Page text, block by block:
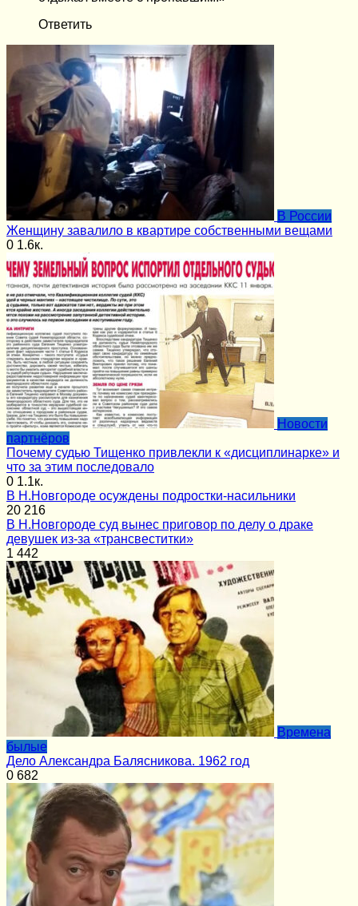
Ответить
В России
Женщину завалило в квартире собственными вещами
0 1.6к.
Новости
партнёров
Почему судью Тищенко привлекли к «дисциплинарке» и
что за этим последовало
0 1.1к.
В Н.Новгороде осуждены подростки-насильники
20 216
В Н.Новгороде суд вынес приговор по делу о драке
девушек из-за «трансвеститки»
1 442
Времена
былые
Дело Александра Балясникова. 1962 год
0 682